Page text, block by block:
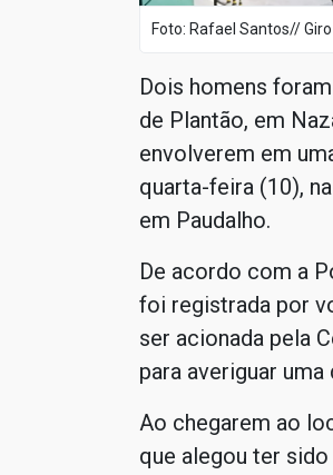
Foto: Rafael Santos//
Dois homens
de Plantão, em
envolverem em
quarta-feira (10),
em Paudalho.
De acordo com a
foi registrada por
ser acionada pela
para averiguar
Ao chegarem ao
que alegou ter